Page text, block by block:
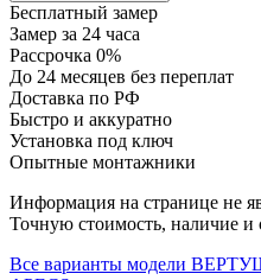
Бесплатный замер
Замер за 24 часа
Рассрочка 0%
До 24 месяцев без переплат
Доставка по РФ
Быстро и аккуратно
Установка под ключ
Опытные монтажники
Информация на странице не
Точную стоимость, наличие и
Все варианты модели